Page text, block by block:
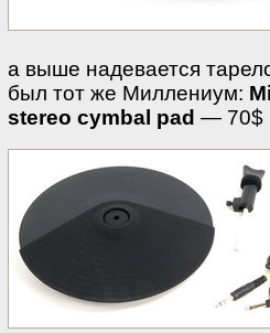
а выше надевается
был тот же Миллениум:
stereo cymbal pad — 70$